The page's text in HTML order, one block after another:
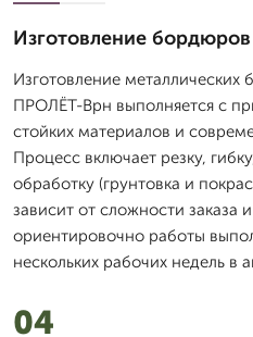
Изготовление бордюров
Изготовление
ПРОЛЁТ-Врн выполняется с
стойких материалов и
Процесс включает резку,
обработку (грунтовка и
зависит от сложности заказа
ориентировочно работы
нескольких рабочих недель в
04